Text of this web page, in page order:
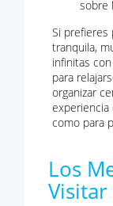
sobre
Si prefieres
tranquila,
infinitas
para
organizar
experiencia
como para
Los
Visitar